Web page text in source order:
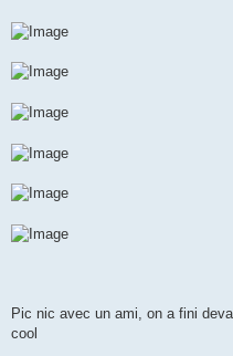
Pic nic avec un ami, on a fini
cool